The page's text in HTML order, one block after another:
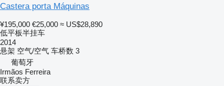
Castera porta Máquinas
¥195,000 €25,000 ≈ US$28,890
低平板半挂车
2014
悬架 空气/空气 车桥数 3
葡萄牙
Irmãos Ferreira
联系卖方